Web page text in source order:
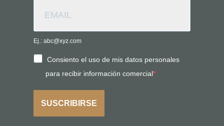
Ej.: abc@xyz.com
Consiento el uso de mis datos personales
para recibir información comercial
SUSCRIBIRSE